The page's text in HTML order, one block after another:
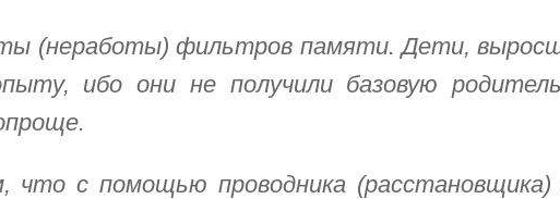
(неработы) фильтров памяти. Дети,
ибо они не получили базовую
что с помощью проводника